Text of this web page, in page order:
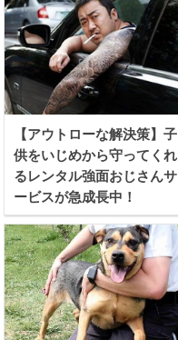
【アウトローな解決策】子
供をいじめから守ってくれ
るレンタル強面おじさんサ
ービスが急成長中！